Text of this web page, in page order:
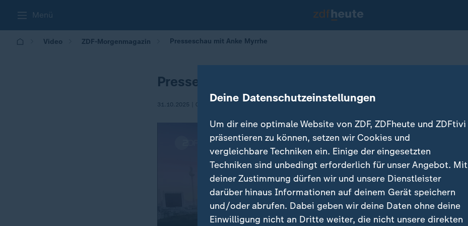
Menü
Video ZDF-Morgenmagazin Presseschau mit Anke Myrrhe
Presseschau mit Anke Myrrhe
31.10.2025 | 05:30 Deine Datenschutzeinstellungen
Um dir eine optimale Website von ZDF, ZDFheute und ZDFtivi
präsentieren zu können, setzen wir Cookies und
vergleichbare Techniken ein. Einige der eingesetzten
Techniken sind unbedingt erforderlich für unser Angebot. Mit
deiner Zustimmung dürfen wir und unsere Dienstleister
darüber hinaus Informationen auf deinem Gerät speichern
und/oder abrufen. Dabei geben wir deine Daten ohne deine
Einwilligung nicht an Dritte weiter, die nicht unsere direkten